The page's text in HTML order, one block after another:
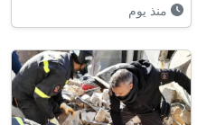
منذ يوم